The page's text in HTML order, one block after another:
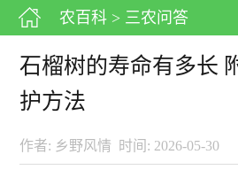
农百科 > 三农问答
石榴树的寿命有多长
护方法
作者: 乡野风情 时间: 2026-05-30